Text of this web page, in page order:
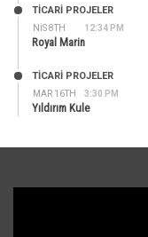
NIS 8TH 12:34 PM
TİCARİ PROJELER
Royal Marin
MAR 16TH 3:30 PM
TİCARİ PROJELER
Yıldırım Kule